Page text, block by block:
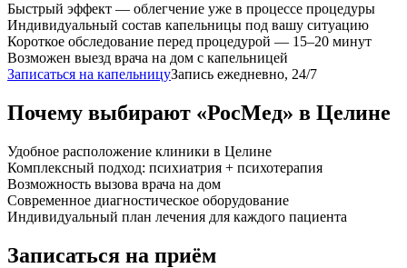
Быстрый эффект — облегчение уже в процессе процедуры
Индивидуальный состав капельницы под вашу ситуацию
Короткое обследование перед процедурой — 15–20 минут
Возможен выезд врача на дом с капельницей
Записаться на капельницуЗапись ежедневно, 24/7
Почему выбирают «РосМед» в Целине
Удобное расположение клиники в Целине
Комплексный подход: психиатрия + психотерапия
Возможность вызова врача на дом
Современное диагностическое оборудование
Индивидуальный план лечения для каждого пациента
Записаться на приём